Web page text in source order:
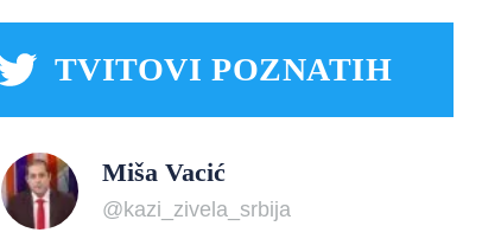
TVITOVI POZNATIH
Miša Vacić
@kazi_zivela_srbija